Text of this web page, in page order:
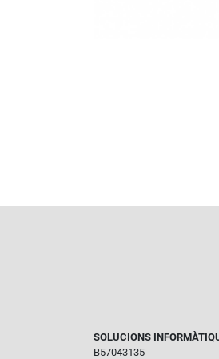
SOLUCIONS
B57043135